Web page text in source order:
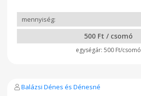
500 Ft / csomó
500 Ft/csomó
Balázsi Dénes és Dénesné